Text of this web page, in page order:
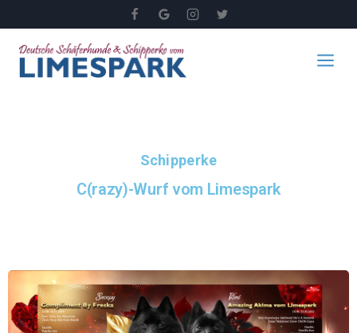
Schipperke
C(razy)-Wurf vom Limespark